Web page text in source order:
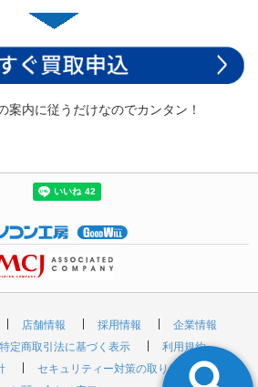
案内に従うだけなのでカンタン！
店舗情報 採用情報
企業情報
特定商取引法に基づく表示
利用規約
セキュリティー対策の取り組み